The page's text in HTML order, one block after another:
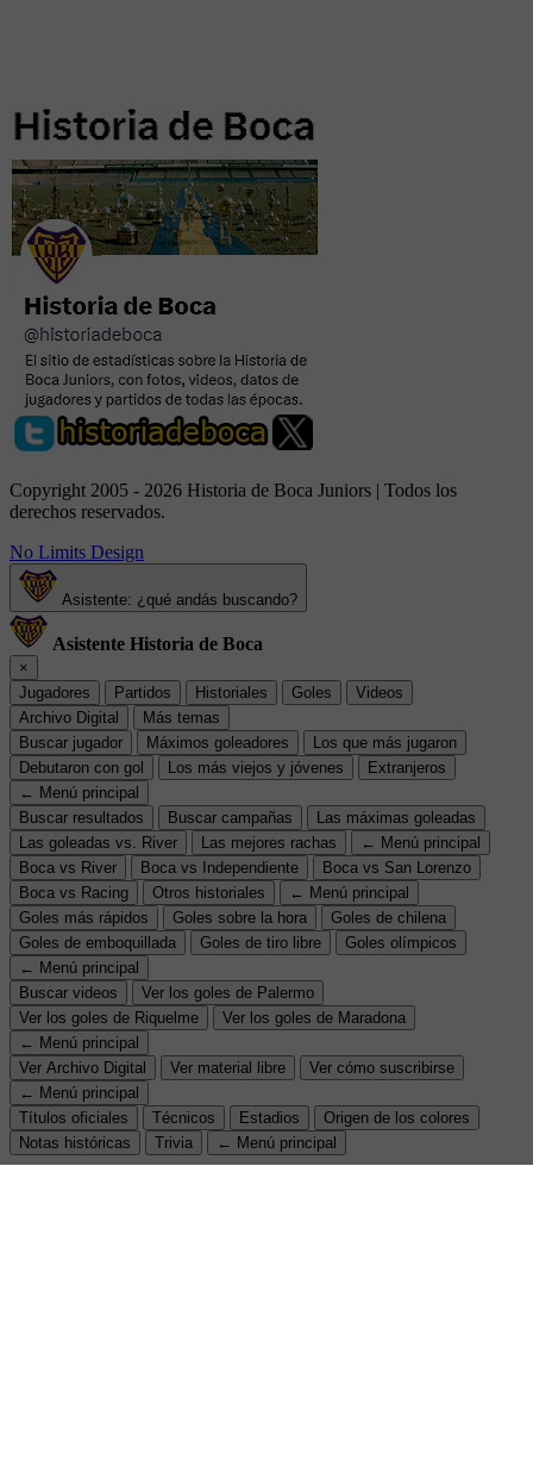
Copyright 2005 - 2026 Historia de Boca Juniors | Todos los
derechos reservados.
No Limits Design
Asistente: ¿qué andás buscando?
Asistente Historia de Boca
×
Jugadores
Partidos Historiales Goles
Videos
Archivo Digital
Más temas
Buscar jugador
Máximos goleadores
Los que más jugaron
Debutaron con gol
Los más viejos y jóvenes
Extranjeros
← Menú principal
Buscar resultados
Buscar campañas
Las máximas goleadas
Las goleadas vs. River
Las mejores rachas
← Menú principal
Boca vs River
Boca vs Independiente
Boca vs San Lorenzo
Boca vs Racing
Otros historiales
← Menú principal
Goles más rápidos
Goles sobre la hora
Goles de chilena
Goles de emboquillada
Goles de tiro libre
Goles olímpicos
← Menú principal
Buscar videos
Ver los goles de Palermo
Ver los goles de Riquelme
Ver los goles de Maradona
← Menú principal
Ver Archivo Digital
Ver material libre
Ver cómo suscribirse
← Menú principal
Títulos oficiales
Técnicos Estadios
Origen de los colores
Notas históricas
Trivia ← Menú principal